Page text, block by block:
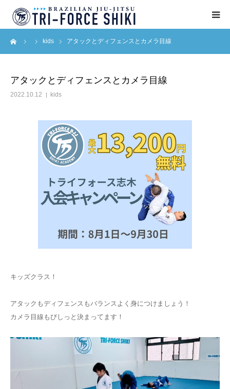
kids アタックとディフェンスとカメラ目線
アタックとディフェンスとカメラ目線
2022.10.12 kids
キッズクラス！
アタックもディフェンスもバランスよく身につけましょう！
カメラ目線もびしっと決まってます！
ABOUT
BLOG
アクセス
English